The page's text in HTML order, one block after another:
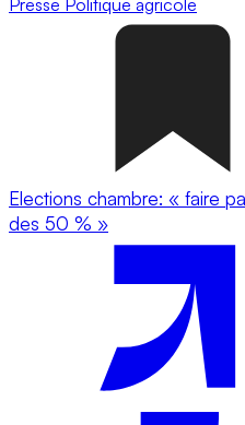
Elections chambre: « faire
des 50 % »